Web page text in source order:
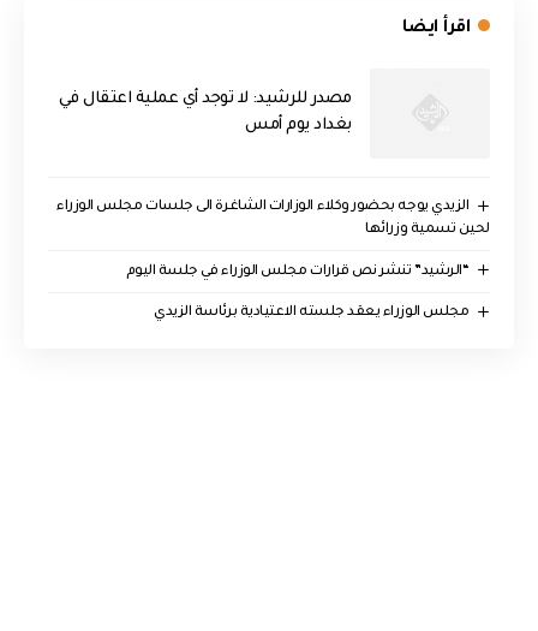
اقرأ ايضا
مصدر للرشيد: لا توجد أي عملية اعتقال في
بغداد يوم أمس
الزيدي يوجه بحضور وكلاء الوزارات الشاغرة الى جلسات مجلس الوزراء
لحين تسمية وزرائها
“الرشيد” تنشر نص قرارات مجلس الوزراء في جلسة اليوم
مجلس الوزراء يعقد جلسته الاعتيادية برئاسة الزيدي